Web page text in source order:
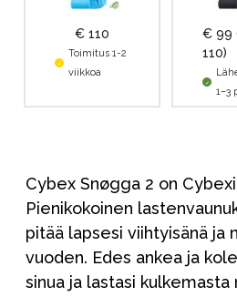
€ 110
Toimitus 1-2
viikkoa
€ 99
110)
1–3
Cybex Snøgga 2 on
Pienikokoinen
pitää lapsesi viihtyisänä ja
vuoden. Edes ankea ja
sinua ja lastasi kulkemasta